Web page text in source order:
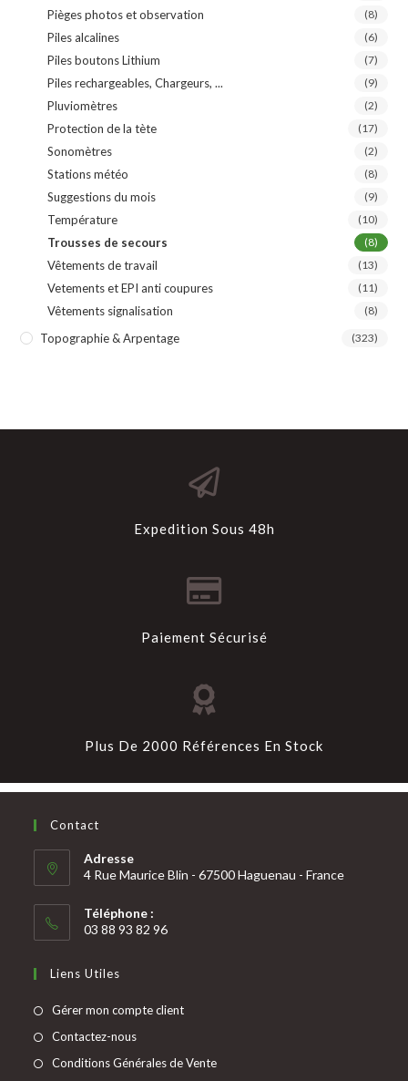
Pièges photos et observation (8)
Piles alcalines (6)
Piles boutons Lithium (7)
Piles rechargeables, Chargeurs, ... (9)
Pluviomètres (2)
Protection de la tète (17)
Sonomètres (2)
Stations météo (8)
Suggestions du mois (9)
Température (10)
Trousses de secours (8)
Vêtements de travail (13)
Vetements et EPI anti coupures (11)
Vêtements signalisation (8)
Topographie & Arpentage (323)
Expedition Sous 48h
Paiement Sécurisé
Plus De 2000 Références En Stock
Contact
Adresse
4 Rue Maurice Blin - 67500 Haguenau - France
Téléphone :
03 88 93 82 96
Liens Utiles
Gérer mon compte client
Contactez-nous
Conditions Générales de Vente